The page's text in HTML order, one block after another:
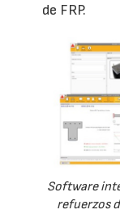
de FRP.
Software
refuerzos